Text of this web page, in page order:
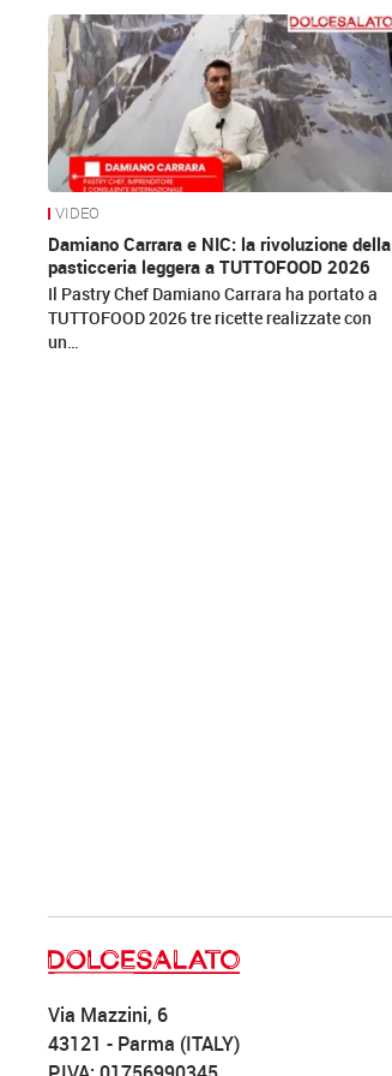
News
VIDEO
Damiano Carrara e NIC: la rivoluzione della
pasticceria leggera a TUTTOFOOD 2026
Il Pastry Chef Damiano Carrara ha portato a
TUTTOFOOD 2026 tre ricette realizzate con
un…
Via Mazzini, 6
43121 - Parma (ITALY)